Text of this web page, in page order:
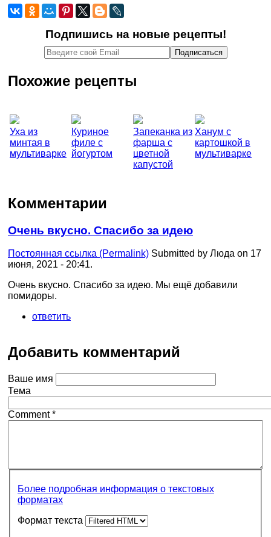
Подпишись на новые рецепты!
Похожие рецепты
Уха из
минтая в
мультиварке
Куриное
филе с
йогуртом
Запеканка из
фарша с
цветной
капустой
Ханум с
картошкой в
мультиварке
Комментарии
Очень вкусно. Спасибо за идею
Постоянная ссылка (Permalink) Submitted by Люда on 17
июня, 2021 - 20:41.
Очень вкусно. Спасибо за идею. Мы ещё добавили
помидоры.
ответить
Добавить комментарий
Ваше имя
Тема
Comment*
Более подробная информация о текстовых
форматах
Формат текста